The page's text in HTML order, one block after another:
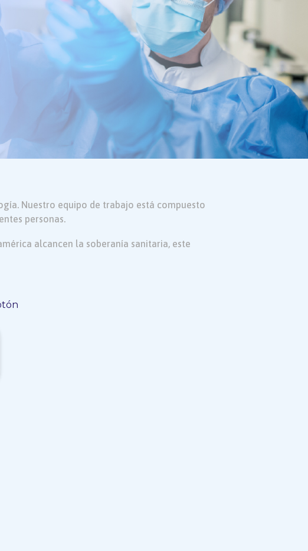
Nuestro equipo de trabajo está compuesto
personas.
alcancen la soberanía sanitaria, este